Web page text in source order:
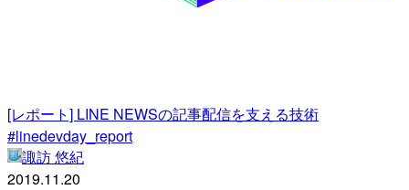
[レポート] LINE NEWSの記事配信を支える技術
#linedevday_report
諏訪 悠紀
2019.11.20